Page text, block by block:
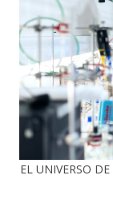
EL UNIVERSO